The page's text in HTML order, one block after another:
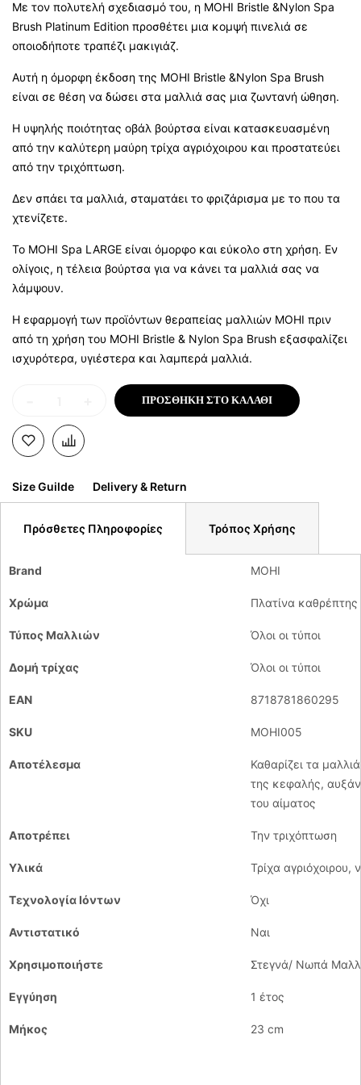
Με τον πολυτελή σχεδιασμό του, η MOHI Bristle &Nylon Spa
Brush Platinum Edition προσθέτει μια κομψή πινελιά σε
οποιοδήποτε τραπέζι μακιγιάζ.
Αυτή η όμορφη έκδοση της MOHI Bristle &Nylon Spa Brush
είναι σε θέση να δώσει στα μαλλιά σας μια ζωντανή ώθηση.
Η υψηλής ποιότητας οβάλ βούρτσα είναι κατασκευασμένη
από την καλύτερη μαύρη τρίχα αγριόχοιρου και προστατεύει
από την τριχόπτωση.
Δεν σπάει τα μαλλιά, σταματάει το φριζάρισμα με το που τα
χτενίζετε.
Το MOHI Spa LARGE είναι όμορφο και εύκολο στη χρήση. Εν
ολίγοις, η τέλεια βούρτσα για να κάνει τα μαλλιά σας να
λάμψουν.
Η εφαρμογή των προϊόντων θεραπείας μαλλιών MOHI πριν
από τη χρήση του MOHI Bristle & Nylon Spa Brush εξασφαλίζει
ισχυρότερα, υγιέστερα και λαμπερά μαλλιά.
ΠΡΟΣΘΉΚΗ ΣΤΟ ΚΑΛΆΘΙ
Size Guilde Delivery & Return
Πρόσθετες Πληροφορίες Τρόπος Χρήσης
Brand MOHI
Χρώμα Πλατίνα καθρέπτης
Τύπος Μαλλιών Όλοι οι τύποι
Δομή τρίχας Όλοι οι τύποι
EAN 8718781860295
SKU MOHI005
Αποτέλεσμα
Καθαρίζει τα
της κεφαλής,
του αίματος
Αποτρέπει Την τριχόπτωση
Υλικά Τρίχα αγριόχοιρου,
Τεχνολογία Ιόντων Όχι
Αντιστατικό Ναι
Χρησιμοποιήστε Στεγνά/ Νωπά
Εγγύηση 1 έτος
Μήκος 23 cm